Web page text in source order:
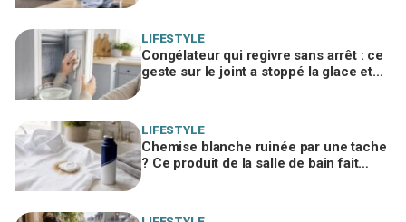
LIFESTYLE
Congélateur qui regivre sans arrêt : ce
geste sur le joint a stoppé la glace et
LIFESTYLE
Chemise blanche ruinée par une tache
? Ce produit de la salle de bain fait